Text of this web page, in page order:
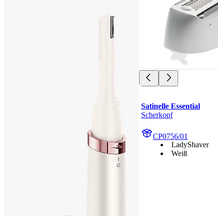
Satinelle Essential
Scherkopf
CP0756/01
LadyShaver
Weiß